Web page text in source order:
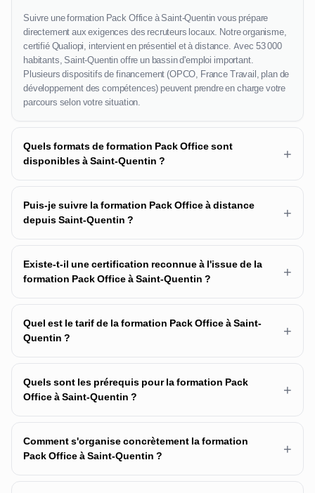
Suivre une formation Pack Office à Saint-Quentin vous prépare
directement aux exigences des recruteurs locaux. Notre organisme,
certifié Qualiopi, intervient en présentiel et à distance. Avec 53 000
habitants, Saint-Quentin offre un bassin d'emploi important.
Plusieurs dispositifs de financement (OPCO, France Travail, plan de
développement des compétences) peuvent prendre en charge votre
parcours selon votre situation.
Quels formats de formation Pack Office sont
disponibles à Saint-Quentin ?
+
Puis-je suivre la formation Pack Office à distance
depuis Saint-Quentin ?
+
Existe-t-il une certification reconnue à l'issue de la
formation Pack Office à Saint-Quentin ?
+
Quel est le tarif de la formation Pack Office à Saint-
Quentin ?
+
Quels sont les prérequis pour la formation Pack
Office à Saint-Quentin ?
+
Comment s'organise concrètement la formation
Pack Office à Saint-Quentin ?
+